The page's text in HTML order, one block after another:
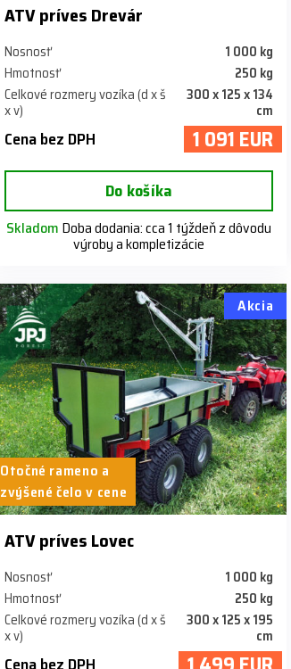
ATV príves Drevár
Nosnosť
1 000 kg
Hmotnosť
250 kg
Celkové rozmery vozíka (d x š
x v)
300 x 125 x 134
cm
Cena bez DPH 1 091 EUR
Do košíka
Skladom Doba dodania: cca 1 týždeň z dôvodu
výroby a kompletizácie
Akcia
Otočné rameno a
zvýšené čelo v cene
ATV príves Lovec
Nosnosť
1 000 kg
Hmotnosť
250 kg
Celkové rozmery vozíka (d x š
x v)
300 x 125 x 195
cm